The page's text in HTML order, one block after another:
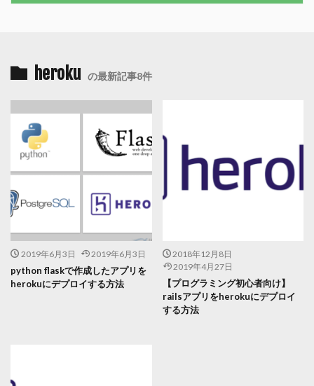
heroku の最新記事8件
2019年6月3日 2019年6月3日
python flaskで作成したアプリを
herokuにデプロイする方法
2018年12月8日
2019年4月27日
【プログラミング初心者向け】
railsアプリをherokuにデプロイ
する方法